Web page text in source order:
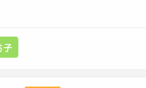
block;
0px;
子